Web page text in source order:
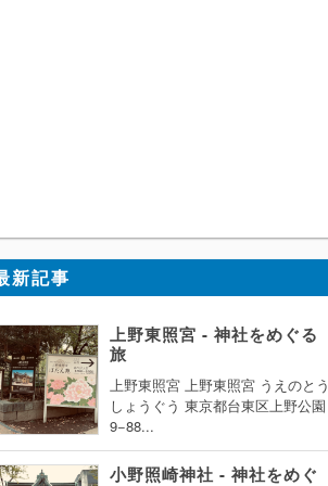
新記事
上野東照宮 - 神社をめぐる
旅
上野東照宮 上野東照宮 うえのとう
しょうぐう 東京都台東区上野公園
9−88...
小野照崎神社 - 神社をめぐ